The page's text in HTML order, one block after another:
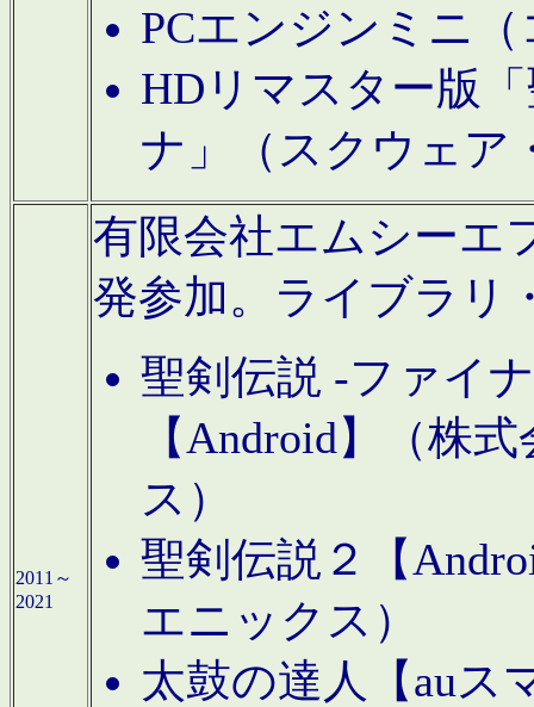
PCエンジンミニ
HDリマスター版
ナ」（スクウェア
2011～
2021
有限会社エムシーエ
発参加。ライブラリ
聖剣伝説 -ファイ
【Android】（株
ス）
聖剣伝説２【
エニックス）
太鼓の達人【auス